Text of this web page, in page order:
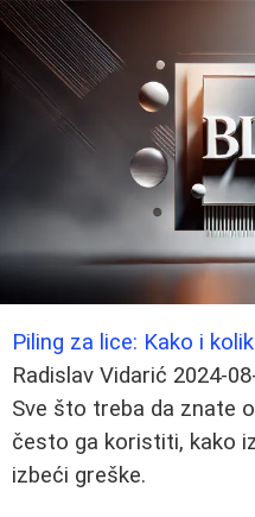
Piling za lice: Kako i
Radislav Vidarić 2024-
Sve što treba da znate
često ga koristiti, kako
izbeći greške.